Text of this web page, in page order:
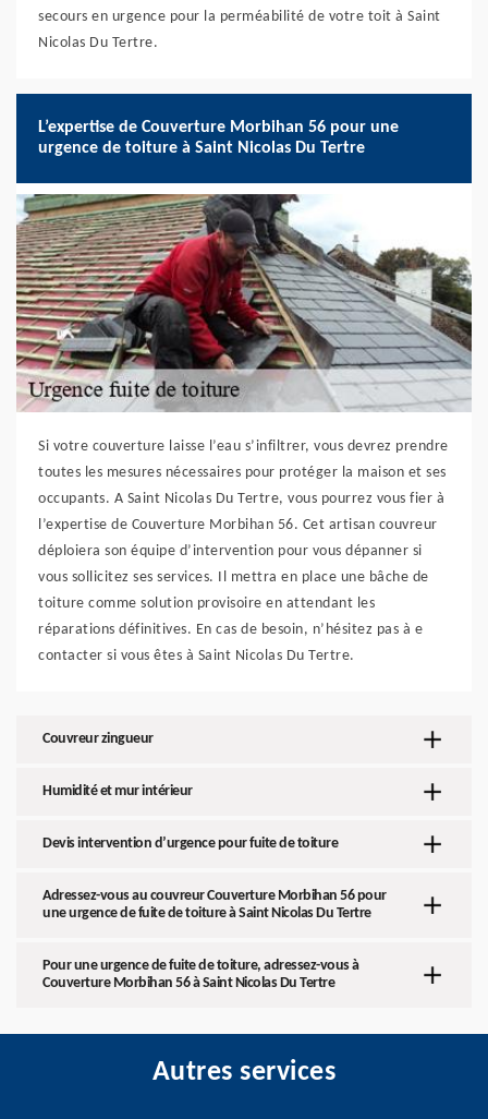
secours en urgence pour la perméabilité de votre toit à Saint
Nicolas Du Tertre.
L’expertise de Couverture Morbihan 56 pour une
urgence de toiture à Saint Nicolas Du Tertre
Si votre couverture laisse l’eau s’infiltrer, vous devrez prendre
toutes les mesures nécessaires pour protéger la maison et ses
occupants. A Saint Nicolas Du Tertre, vous pourrez vous fier à
l’expertise de Couverture Morbihan 56. Cet artisan couvreur
déploiera son équipe d’intervention pour vous dépanner si
vous sollicitez ses services. Il mettra en place une bâche de
toiture comme solution provisoire en attendant les
réparations définitives. En cas de besoin, n’hésitez pas à e
contacter si vous êtes à Saint Nicolas Du Tertre.
Couvreur zingueur
Humidité et mur intérieur
Devis intervention d’urgence pour fuite de toiture
Adressez-vous au couvreur Couverture Morbihan 56 pour
une urgence de fuite de toiture à Saint Nicolas Du Tertre
Pour une urgence de fuite de toiture, adressez-vous à
Couverture Morbihan 56 à Saint Nicolas Du Tertre
Autres services